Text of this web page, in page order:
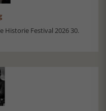
Historie Festival 2026 30.